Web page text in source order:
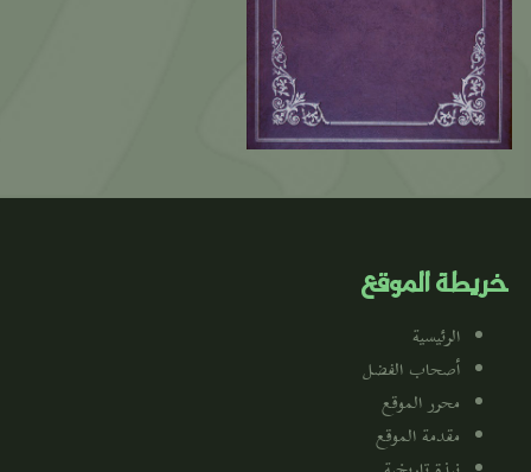
خريطة الموقع
الرئيسية
أصحاب الفضل
محرر الموقع
مقدمة الموقع